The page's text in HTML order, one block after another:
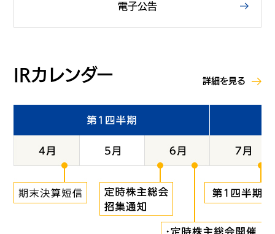
電子公告
IRカレンダー 詳細を見る